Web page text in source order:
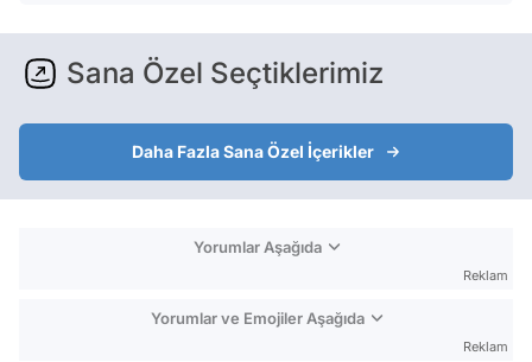
Sana Özel Seçtiklerimiz
Daha Fazla Sana Özel İçerikler
Yorumlar Aşağıda
Reklam
Yorumlar ve Emojiler Aşağıda
Reklam